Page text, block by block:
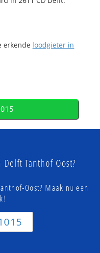
erkende loodgieter in
Tanthof-Oost?
Oost? Maak nu een